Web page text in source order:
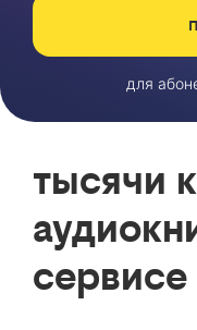
для
тысячи
сервисе